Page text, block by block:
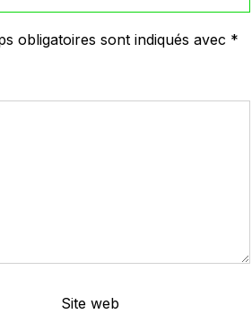
obligatoires sont indiqués avec *
Site web